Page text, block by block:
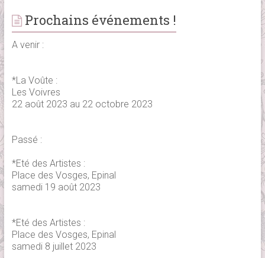
Prochains événements !
A venir :
*La Voûte :
Les Voivres
22 août 2023 au 22 octobre 2023
Passé :
*Eté des Artistes :
Place des Vosges, Epinal
samedi 19 août 2023
*Eté des Artistes :
Place des Vosges, Epinal
samedi 8 juillet 2023